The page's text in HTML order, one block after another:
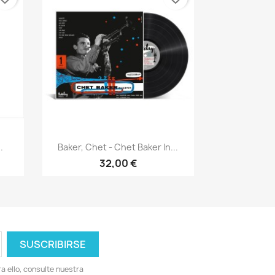
Vista rápida
Baker, Chet - Chet Baker In...
32,00 €
ello, consulte nuestra